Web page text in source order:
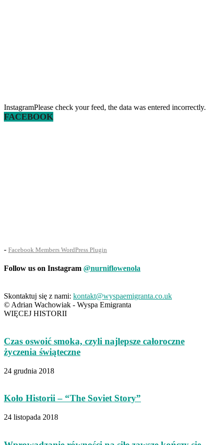
InstagramPlease check your feed, the data was entered incorrectly.
FACEBOOK
- Facebook Members WordPress Plugin
Follow us on Instagram @nurniflowenola
Skontaktuj się z nami: kontakt@wyspaemigranta.co.uk
© Adrian Wachowiak - Wyspa Emigranta
WIĘCEJ HISTORII
Czas oswoić smoka, czyli najlepsze całoroczne
życzenia świąteczne
24 grudnia 2018
Koło Historii – “The Soviet Story”
24 listopada 2018